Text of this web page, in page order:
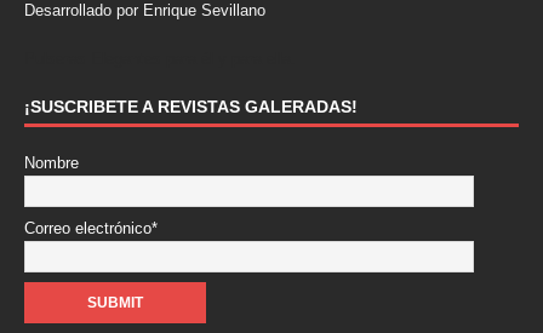
Desarrollado por Enrique Sevillano
¡SUSCRIBETE A REVISTAS GALERADAS!
Nombre
Correo electrónico*